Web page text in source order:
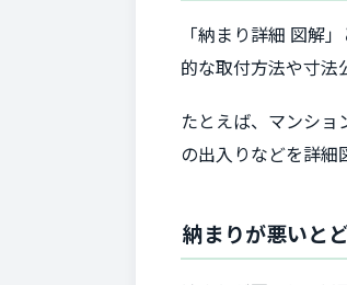
「納まり詳細 図解
的な取付方法や寸法
たとえば、マンシ
の出入りなどを詳細
納まりが悪いと